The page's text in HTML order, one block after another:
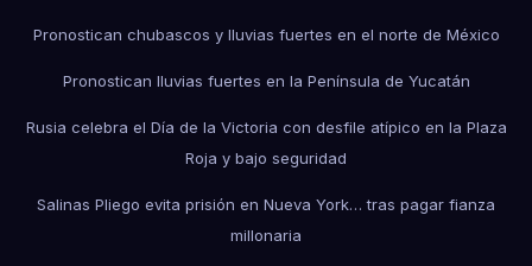
Pronostican chubascos y lluvias fuertes en el norte de México
Pronostican lluvias fuertes en la Península de Yucatán
Rusia celebra el Día de la Victoria con desfile atípico en la Plaza
Roja y bajo seguridad
Salinas Pliego evita prisión en Nueva York… tras pagar fianza
millonaria